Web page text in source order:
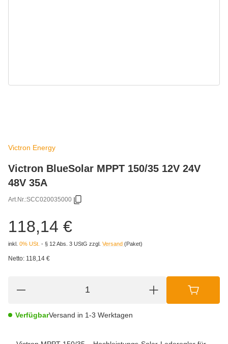
Victron Energy
Victron BlueSolar MPPT 150/35 12V 24V
48V 35A
Art.Nr.:SCC020035000
118,14 €
inkl. 0% USt. - § 12 Abs. 3 UStG zzgl. Versand (Paket)
Netto: 118,14 €
VerfügbarVersand in 1-3 Werktagen